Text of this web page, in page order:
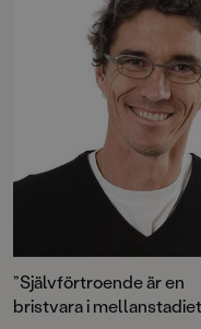
”Självförtroende är en
bristvara i